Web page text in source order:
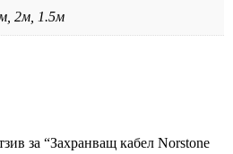
2м, 1.5м
за “Захранващ кабел Norstone